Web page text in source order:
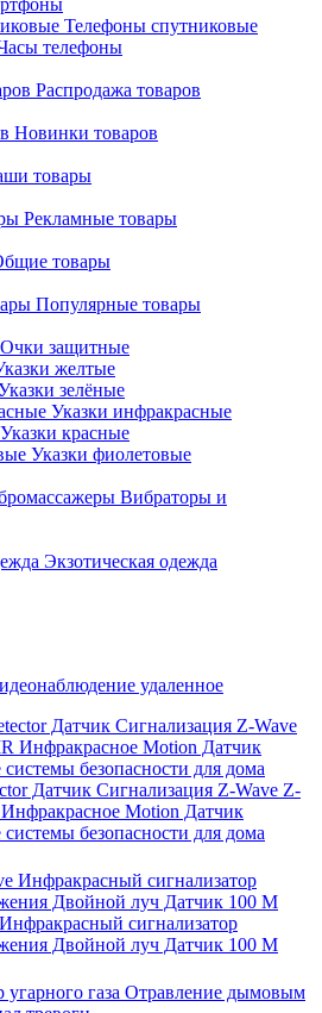
Телефоны спутниковые
телефоны
Распродажа товаров
Новинки товаров
товары
Рекламные товары
товары
Популярные товары
Очки защитные
желтые
зелёные
Указки инфракрасные
Указки красные
Указки фиолетовые
Вибраторы и
Экзотическая одежда
Датчик Сигнализация Z-Wave Z-
Motion Датчик
безопасности для дома
сигнализатор
Двойной луч Датчик 100 M